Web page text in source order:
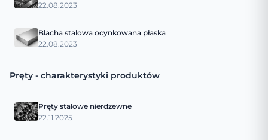
22.08.2023
Blacha stalowa ocynkowana płaska
22.08.2023
Pręty - charakterystyki produktów
Pręty stalowe nierdzewne
22.11.2025